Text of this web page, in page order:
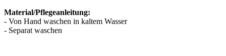
Material/Pflegeanleitung:
- Von Hand waschen in kaltem Wasser
- Separat waschen